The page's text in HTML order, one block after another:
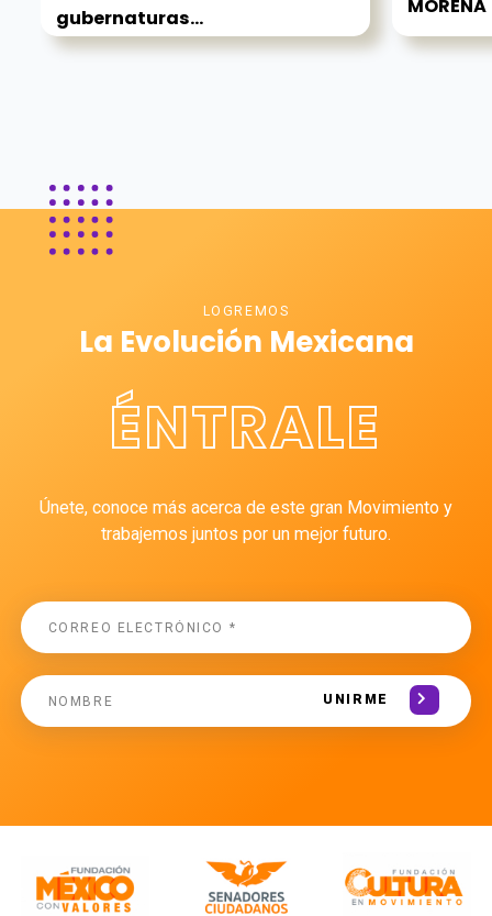
gubernaturas...
MORENA
LOGREMOS
La Evolución Mexicana
ÉNTRALE
Únete, conoce más acerca de este gran Movimiento y
trabajemos juntos por un mejor futuro.
UNIRME